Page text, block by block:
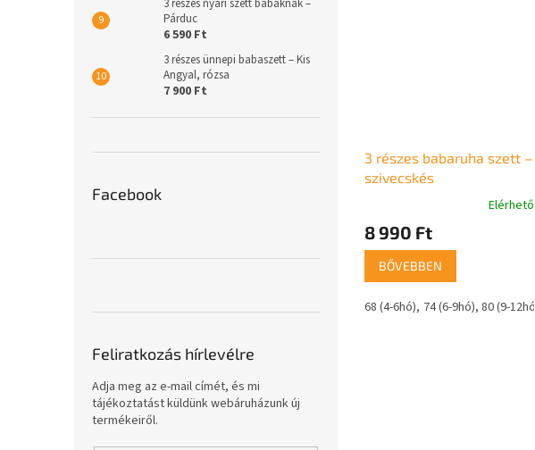
3 részes nyári szett babáknak –
Párduc
6 590 Ft
3 részes ünnepi babaszett – Kis
Angyal, rózsa
7 900 Ft
Facebook
Feliratkozás hírlevélre
Adja meg az e-mail címét, és mi
tájékoztatást küldünk webáruházunk új
termékeiről.
3 részes babaruha szett –
szivecskés
Elérhető
8 990 Ft
BŐVEBBEN
68 (4-6hó) 74 (6-9hó) 80 (9-12hó)